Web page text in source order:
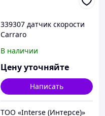
339307 датчик скорости
Carraro
В наличии
Цену уточняйте
Написать
ТОО «Interse (Интерсе)»